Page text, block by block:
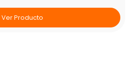
Ver Producto